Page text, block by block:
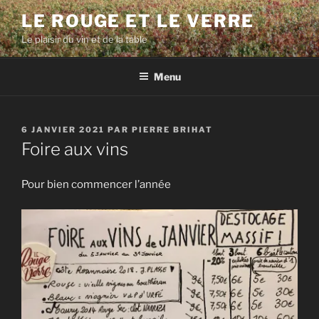
Aller
au
contenu
principal
LE ROUGE ET LE VERRE
Le plaisir du vin et de la table
Menu
PUBLIÉ
LE
6 JANVIER 2021 PAR PIERRE BRIHAT
Foire aux vins
Pour bien commencer l’année